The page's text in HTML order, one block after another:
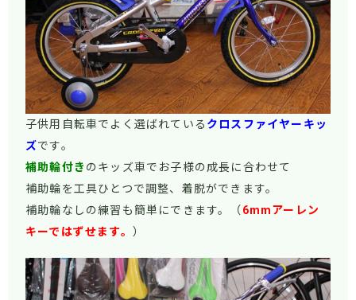
子供用自転車でよく選ばれている クロスファイヤーキッ
ズです。
補助輪付き のキッズ車でお子様の成長に合わせて
補助輪を工具ひとつで調整、着脱ができます。
補助輪なしの練習も簡単にできます。
（ 6mmアーレン
キーではずせます。 ）